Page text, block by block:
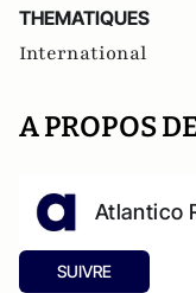
THEMATIQUES
International
A PROPOS
Atlantico
SUIVRE